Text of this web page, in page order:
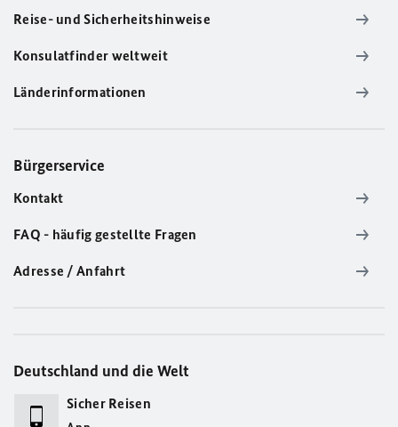
Reise- und Sicherheitshinweise
Konsulatfinder weltweit
Länderinformationen
Bürgerservice
Kontakt
FAQ - häufig gestellte Fragen
Adresse / Anfahrt
Deutschland und die Welt
Sicher Reisen